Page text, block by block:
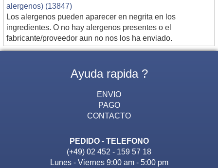
alergenos) (13847)
Los alergenos pueden aparecer en negrita en los
ingredientes. O no hay alergenos presentes o el
fabricante/proveedor aun no nos los ha enviado.
Ayuda rapida ?
ENVIO
PAGO
CONTACTO
PEDIDO - TELEFONO
(+49) 02 452 - 159 57 18
Lunes - Viernes 9:00 am - 5:00 pm